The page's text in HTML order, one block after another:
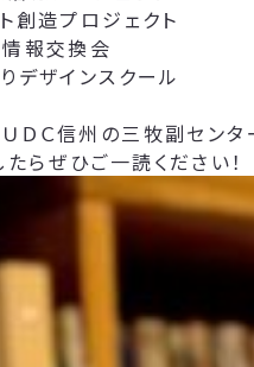
創造プロジェクト
報交換会
デザインスクール
ＤＣ信州の三牧副センタ
らぜひご一読ください！